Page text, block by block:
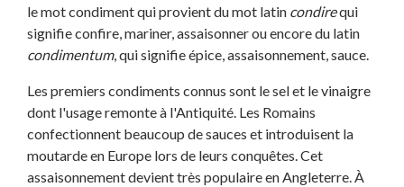
le mot condiment qui provient du mot latin condirequi
signifie confire, mariner, assaisonner ou encore du latin
condimentum, qui signifie épice, assaisonnement, sauce.
Les premiers condiments connus sont le sel et le vinaigre
dont l'usage remonte à l'Antiquité. Les Romains
confectionnent beaucoup de sauces et introduisent la
moutarde en Europe lors de leurs conquêtes. Cet
assaisonnement devient très populaire en Angleterre. À